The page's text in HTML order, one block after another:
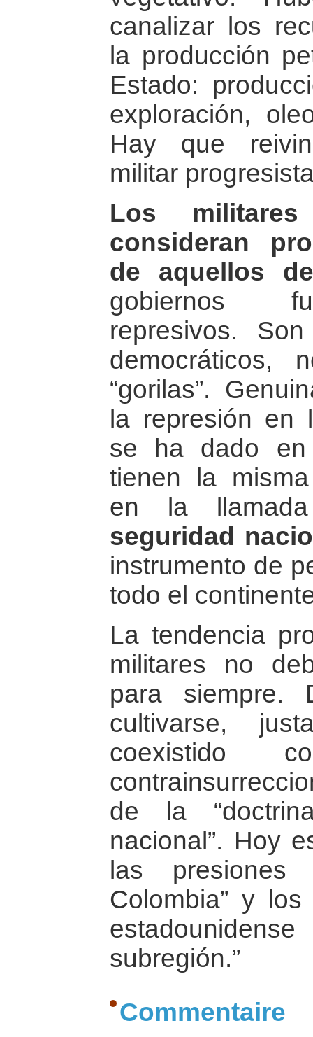
canalizar los
la producción
Estado:
exploración,
Hay que
militar
Los
consideran
de aquellos
gobiernos
represivos.
democráticos,
“gorilas”.
la represión en
se ha dado en
tienen la
en la
seguridad
instrumento de
todo el
La tendencia
militares no
para siempre.
cultivarse,
coexistido
de la
nacional”. Hoy
las presiones
Colombia” y
subregión.”
Commentaire